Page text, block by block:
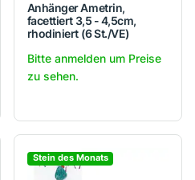
Anhänger Ametrin,
facettiert 3,5 - 4,5cm,
rhodiniert (6 St./VE)
Bitte anmelden um Preise
zu sehen.
Stein des Monats